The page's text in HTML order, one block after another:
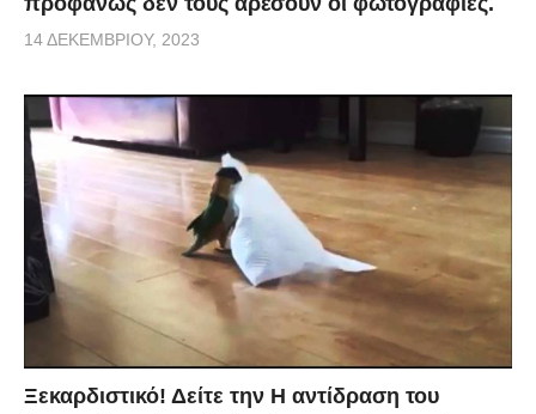
14 ΔΕΚΕΜΒΡΊΟΥ, 2023
Ξεκαρδιστικό! Δείτε την Η αντίδραση του